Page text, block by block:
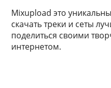
Mixupload это
скачать треки и сеты
поделиться своими
интернетом.